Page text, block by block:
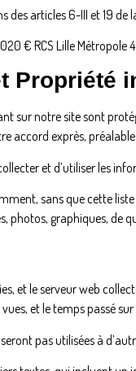
articles 6-III et 19 de
€ RCS Lille Métropole
Propriété
sur notre site sont
accord exprès,
et d’utiliser les
sans que cette
photos, graphiques, de
et le serveur web
et le temps passé
pas utilisées à